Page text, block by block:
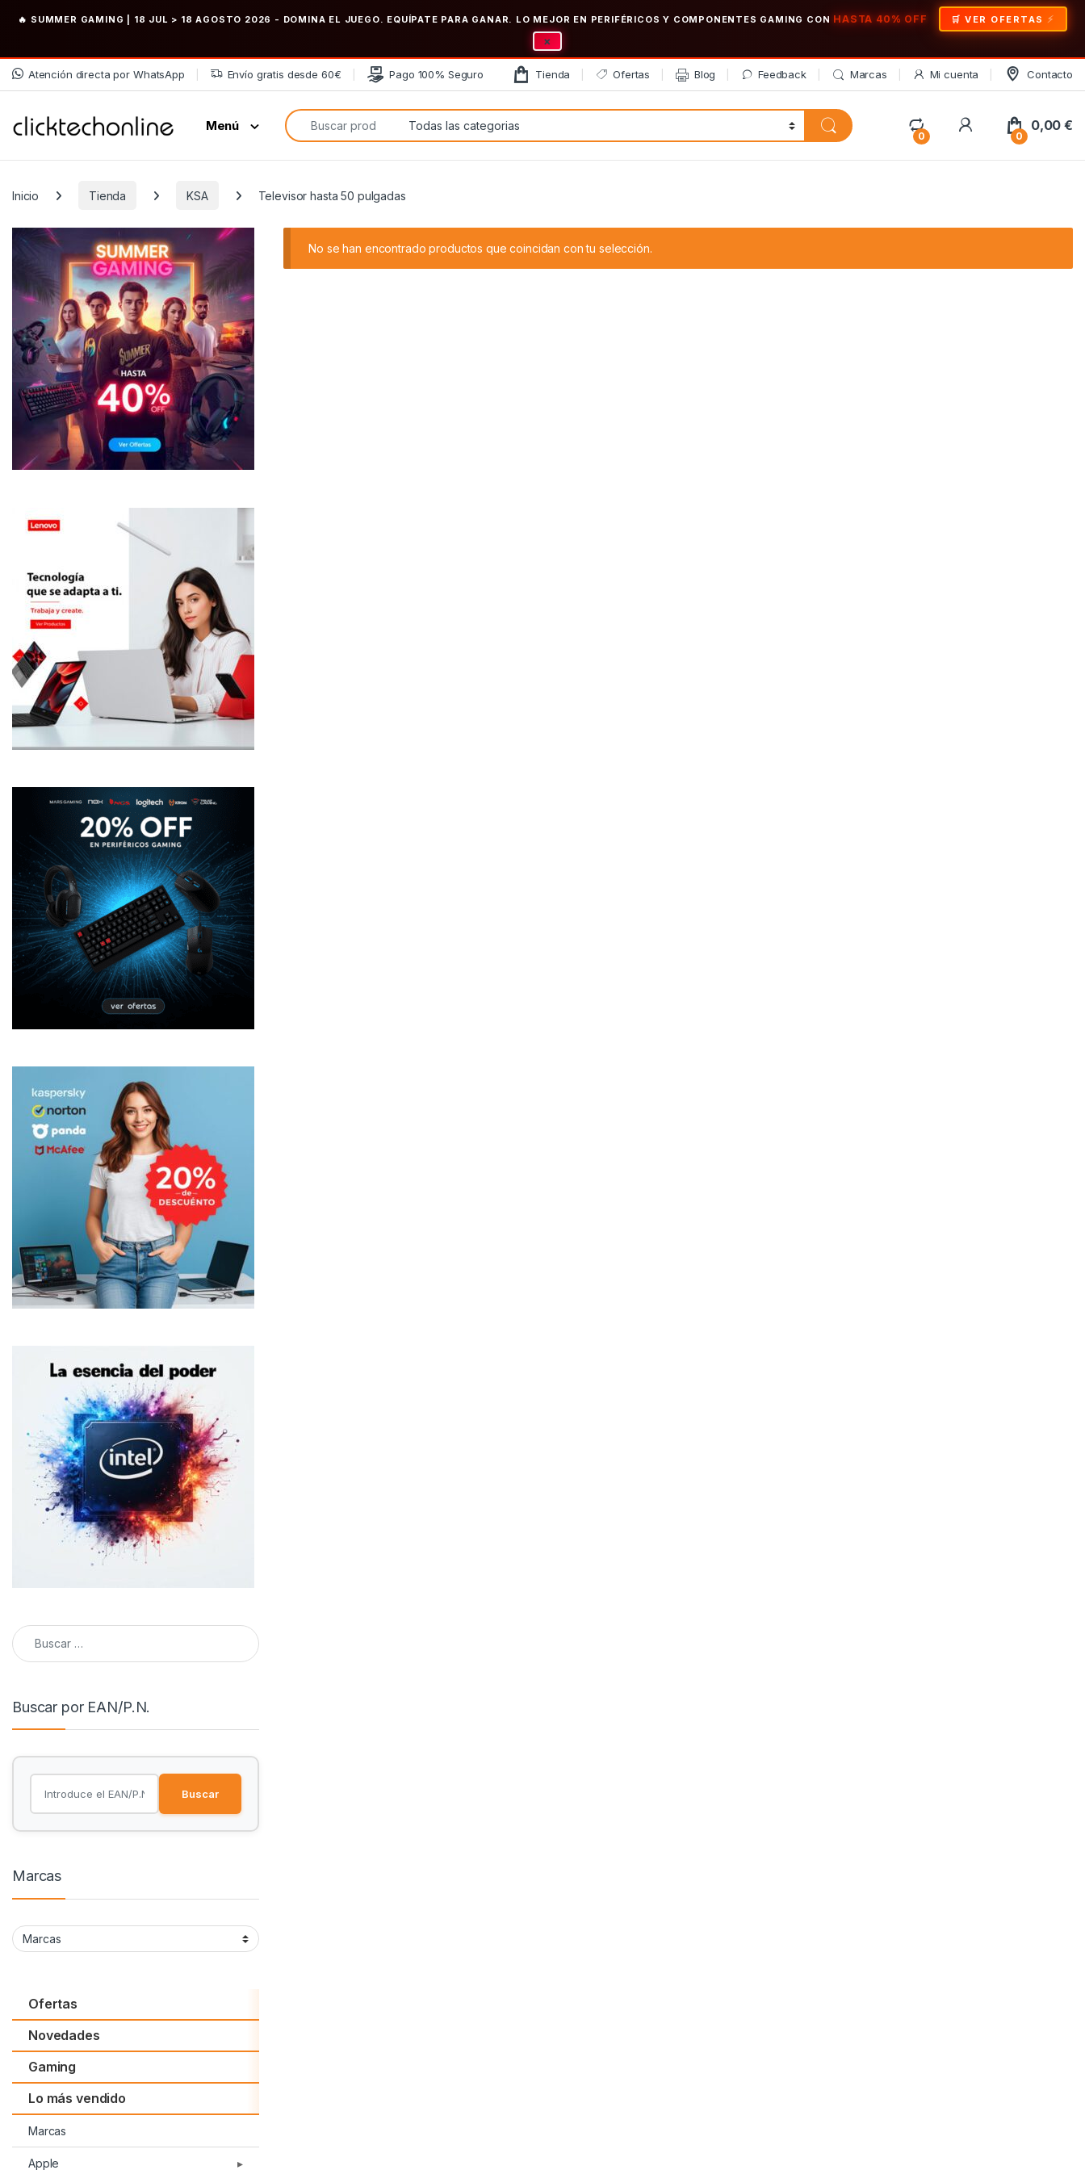
🔥 SUMMER GAMING | 18 JUL > 18 AGOSTO 2026 - DOMINA EL JUEGO. EQUÍPATE PARA GANAR. LO MEJOR EN PERIFÉRICOS Y COMPONENTES GAMING CON HASTA 40% OFF 🛒 VER OFERTAS
×
Saltar a la navegación
Saltar al contenido
Atención directa por WhatsApp Envío gratis desde 60€ Pago 100% Seguro Tienda Ofertas Blog Feedback Marcas Mi cuenta Contacto
Menú
Búsqueda de:
0
My Account
0
0,00€
Inicio Tienda KSA Televisor hasta 50 pulgadas
No se han encontrado productos que coincidan con tu selección.
Buscar:
Buscar por EAN/P.N.
Buscar
Marcas
Ofertas
Novedades
Gaming
Lo más vendido
Marcas
Apple